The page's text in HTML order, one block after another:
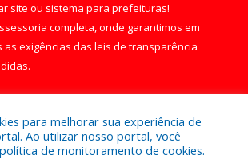
site ou sistema para prefeituras!
completa, onde garantimos em
exigências das leis de transparência
para melhorar sua experiência de
Ao utilizar nosso portal, você
de monitoramento de cookies.